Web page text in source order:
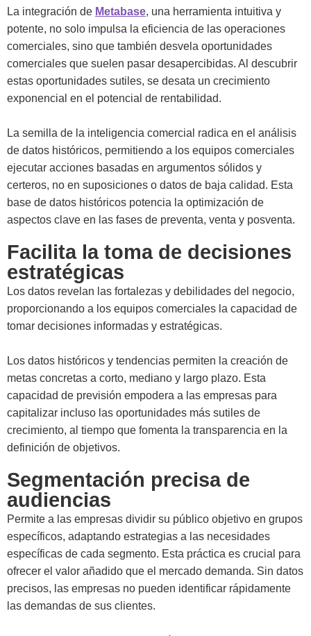
La integración de Metabase, una herramienta intuitiva y
potente, no solo impulsa la eficiencia de las operaciones
comerciales, sino que también desvela oportunidades
comerciales que suelen pasar desapercibidas. Al descubrir
estas oportunidades sutiles, se desata un crecimiento
exponencial en el potencial de rentabilidad.
La semilla de la inteligencia comercial radica en el análisis
de datos históricos, permitiendo a los equipos comerciales
ejecutar acciones basadas en argumentos sólidos y
certeros, no en suposiciones o datos de baja calidad. Esta
base de datos históricos potencia la optimización de
aspectos clave en las fases de preventa, venta y posventa.
Facilita la toma de decisiones
estratégicas
Los datos revelan las fortalezas y debilidades del negocio,
proporcionando a los equipos comerciales la capacidad de
tomar decisiones informadas y estratégicas.
Los datos históricos y tendencias permiten la creación de
metas concretas a corto, mediano y largo plazo. Esta
capacidad de previsión empodera a las empresas para
capitalizar incluso las oportunidades más sutiles de
crecimiento, al tiempo que fomenta la transparencia en la
definición de objetivos.
Segmentación precisa de
audiencias
Permite a las empresas dividir su público objetivo en grupos
específicos, adaptando estrategias a las necesidades
específicas de cada segmento. Esta práctica es crucial para
ofrecer el valor añadido que el mercado demanda. Sin datos
precisos, las empresas no pueden identificar rápidamente
las demandas de sus clientes.